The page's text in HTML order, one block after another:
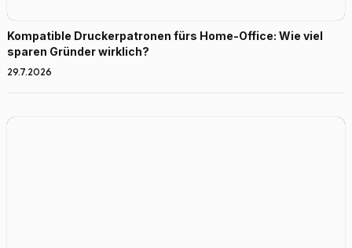
Kompatible Druckerpatronen fürs Home-Office: Wie viel
sparen Gründer wirklich?
29.7.2026